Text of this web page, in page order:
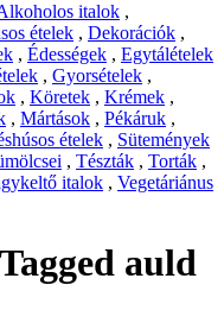
italok ,
ételek , Dekorációk ,
, Édességek , Egytálételek
, Gyorsételek ,
, Köretek , Krémek ,
, Mártások , Pékáruk ,
ételek , Sütemények
, Tészták , Torták ,
italok , Vegetáriánus
auld